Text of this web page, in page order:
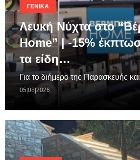
ΓΕΝΙΚΆ
Λευκή Νύχτα στο
Home” | -15%
τα είδη…
Για το διήμερο της Παρασκευής
05|08|2026